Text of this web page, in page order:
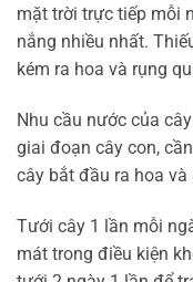
mặt trời trực tiếp mỗi
nắng nhiều nhất.
kém ra hoa và rụng
Nhu cầu nước của
giai đoạn cây con,
cây bắt đầu ra hoa
Tưới cây 1 lần mỗi
mát trong điều kiện